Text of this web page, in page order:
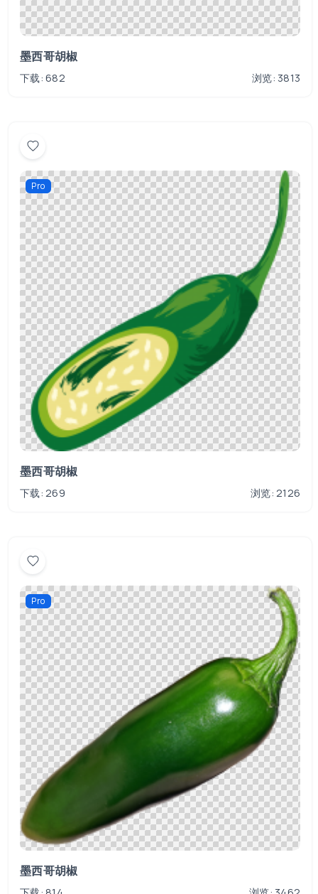
墨西哥胡椒
下载: 682 浏览: 3813
Pro
墨西哥胡椒
下载: 269 浏览: 2126
Pro
墨西哥胡椒